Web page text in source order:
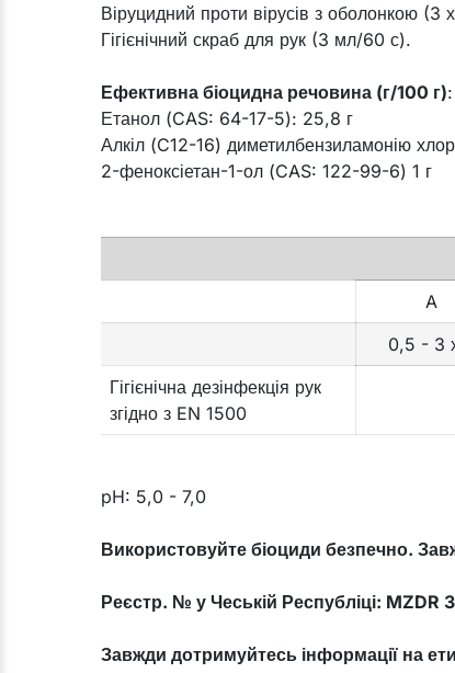
Віруцидний проти вірусів з оболонкою (3
Гігієнічний скраб для рук (3 мл/60 с).
Ефективна біоцидна речовина (г/100 г):
Етанол (CAS: 64-17-5): 25,8 г
Алкіл (C12-16) диметилбензиламонію
2-феноксіетан-1-ол (CAS: 122-99-6) 1 г
A
0,5 - 3
Гігієнічна дезінфекція рук
згідно з EN 1500
pH: 5,0 - 7,0
Використовуйте біоциди безпечно.
Реєстр. № у Чеській Республіці: MZDR
Завжди дотримуйтесь інформації на